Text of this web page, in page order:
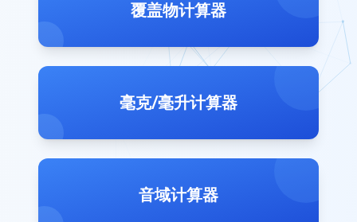
覆盖物计算器
毫克/毫升计算器
音域计算器